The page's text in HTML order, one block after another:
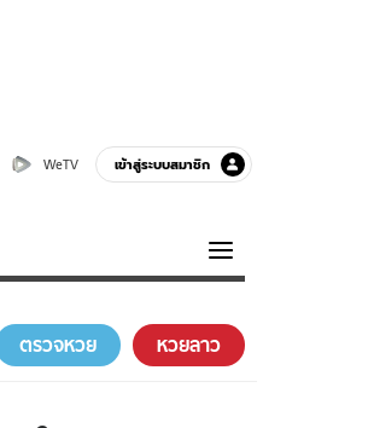
WeTV เข้าสู่ระบบสมาชิก
ความรู้รอบตัว
ฮาวทู
ตรวจหวย หวยลาว